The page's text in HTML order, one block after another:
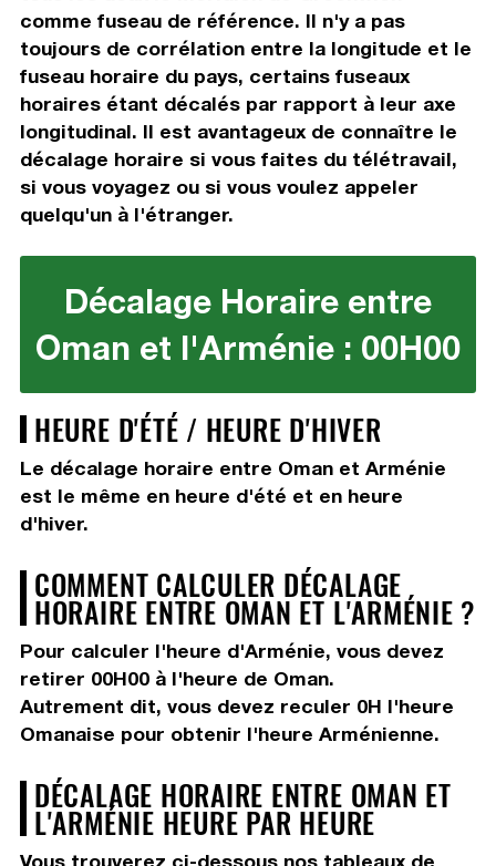
comme fuseau de référence. Il n'y a pas
toujours de corrélation entre la longitude et le
fuseau horaire du pays, certains fuseaux
horaires étant décalés par rapport à leur axe
longitudinal. Il est avantageux de connaître le
décalage horaire si vous faites du télétravail,
si vous voyagez ou si vous voulez appeler
quelqu'un à l'étranger.
Décalage Horaire entre
Oman et l'Arménie : 00H00
HEURE D'ÉTÉ / HEURE D'HIVER
Le décalage horaire entre Oman et Arménie
est le même en heure d'été et en heure
d'hiver.
COMMENT CALCULER DÉCALAGE
HORAIRE ENTRE OMAN ET L'ARMÉNIE ?
Pour calculer l'heure d'Arménie, vous devez
retirer 00H00à l'heure de Oman.
Autrement dit, vous devez reculer 0H l'heure
Omanaise pour obtenir l'heure Arménienne.
DÉCALAGE HORAIRE ENTRE OMAN ET
L'ARMÉNIE HEURE PAR HEURE
Vous trouverez ci-dessous nos tableaux de